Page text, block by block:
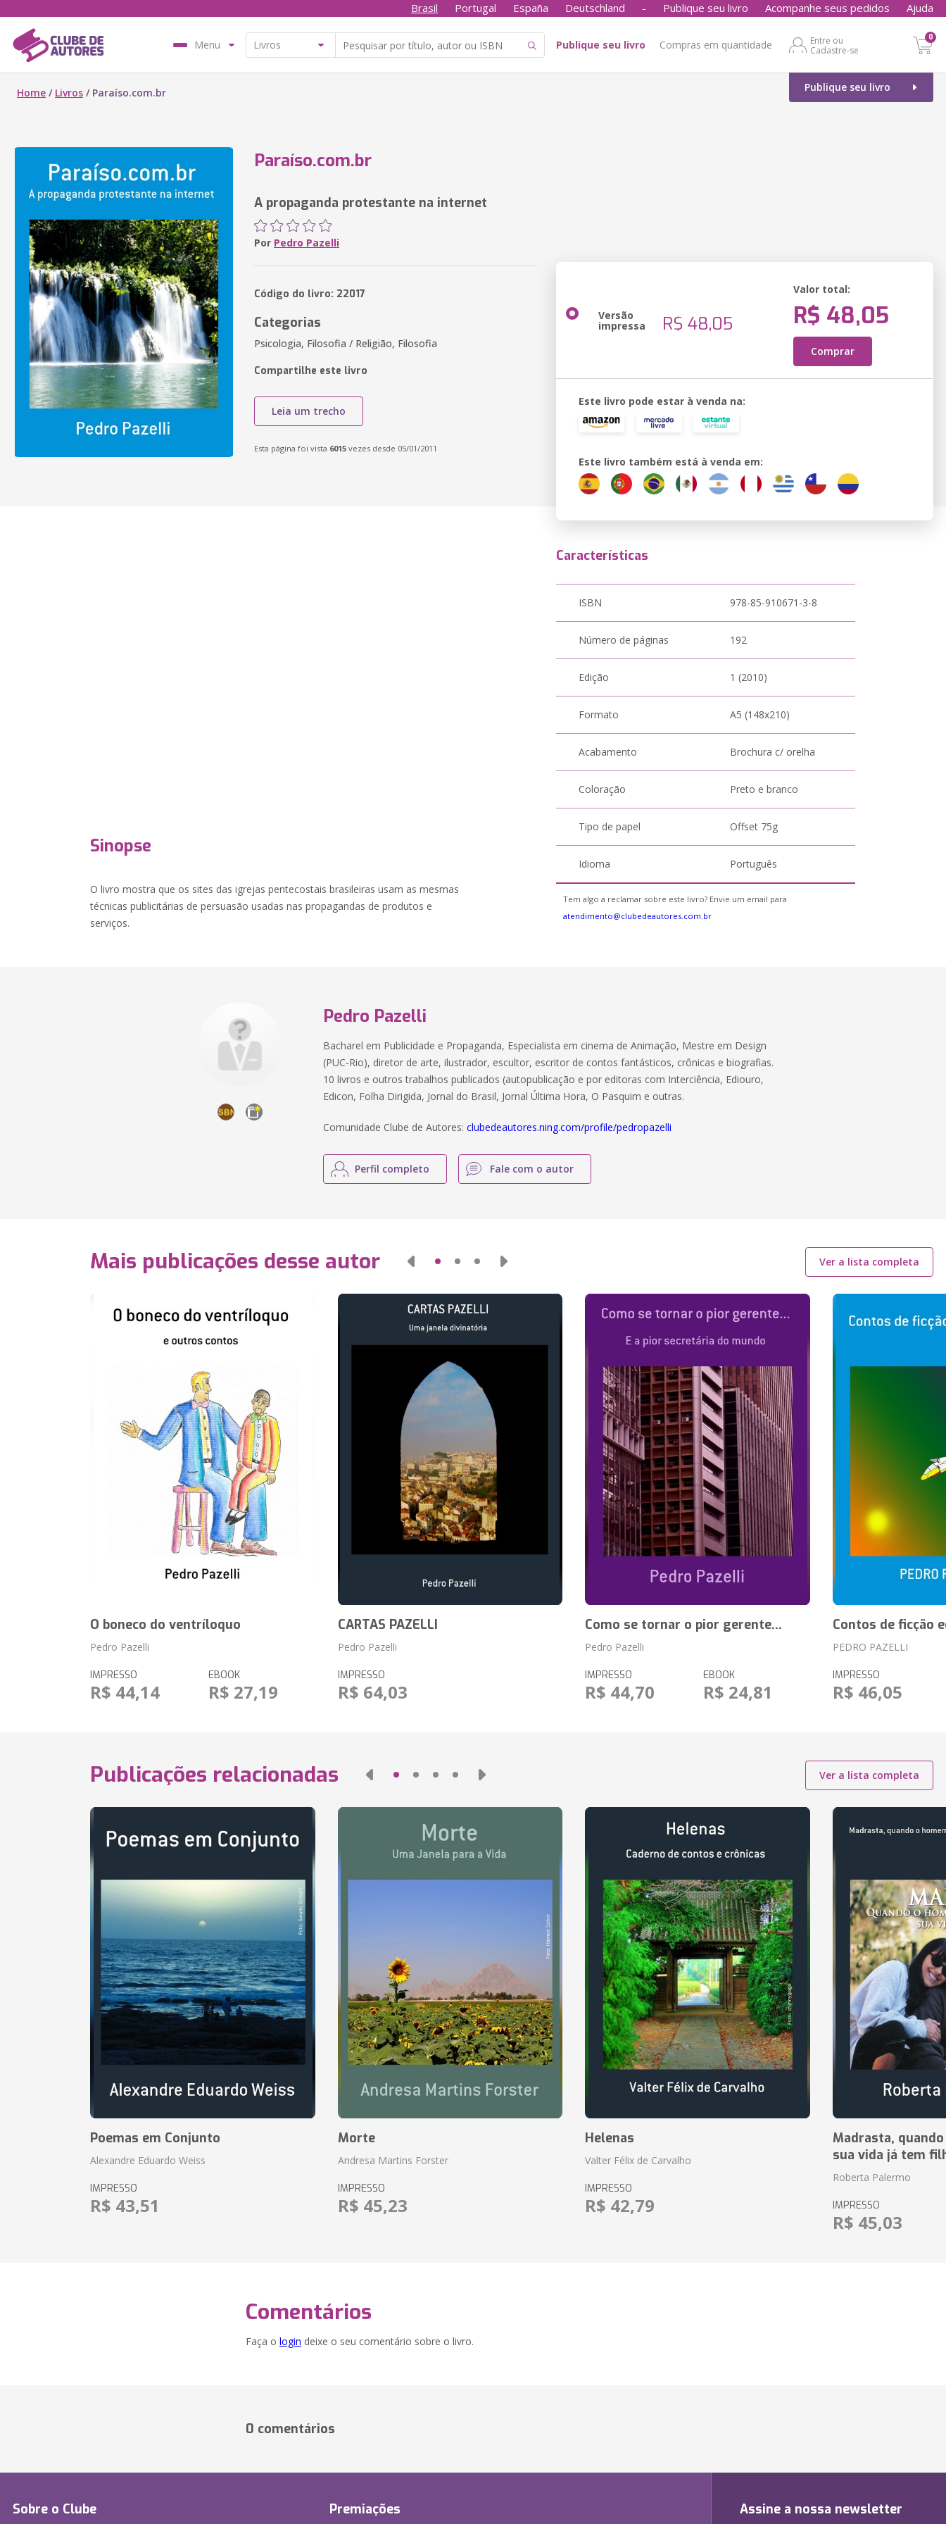
Brasil Portugal España Deutschland - Publique seu livro Acompanhe seus pedidos Ajuda
Menu Publique seu livro Compras em quantidade
Entre ou
Cadastre-se
0
Publique seu livro
Home / Livros / Paraíso.com.br
Paraíso.com.br
A propaganda protestante na internet
Por Pedro Pazelli
Código do livro: 22017
Categorias
Psicologia, Filosofia / Religião, Filosofia
Compartilhe este livro
Leia um trecho
Esta página foi vista 6015 vezes desde 05/01/2011
Versão
impressa R$ 48,05
Valor total:
R$ 48,05
Comprar
Este livro pode estar à venda na:
Este livro também está à venda em:
Sinopse
O livro mostra que os sites das igrejas pentecostais brasileiras usam as mesmas
técnicas publicitárias de persuasão usadas nas propagandas de produtos e
serviços.
Características
ISBN 978-85-910671-3-8
Número de páginas 192
Edição 1 (2010)
Formato A5 (148x210)
Acabamento Brochura c/ orelha
Coloração Preto e branco
Tipo de papel Offset 75g
Idioma Português
Tem algo a reclamar sobre este livro? Envie um email para
atendimento@clubedeautores.com.br
Pedro Pazelli
Bacharel em Publicidade e Propaganda, Especialista em cinema de Animação, Mestre em Design
(PUC-Rio), diretor de arte, ilustrador, escultor, escritor de contos fantásticos, crônicas e biografias.
10 livros e outros trabalhos publicados (autopublicação e por editoras com Interciência, Ediouro,
Edicon, Folha Dirigida, Jornal do Brasil, Jornal Última Hora, O Pasquim e outras.
Comunidade Clube de Autores:clubedeautores.ning.com/profile/pedropazelli
Perfil completo Fale com o autor
Mais publicações desse autor Ver a lista completa
O boneco do ventríloquo
Pedro Pazelli
IMPRESSO
R$ 44,14
EBOOK
R$ 27,19
CARTAS PAZELLI
Pedro Pazelli
IMPRESSO
R$ 64,03
Como se tornar o pior gerente...
Pedro Pazelli
IMPRESSO
R$ 44,70
EBOOK
R$ 24,81
Contos de ficção
PEDRO PAZELLI
IMPRESSO
R$ 46,05
Publicações relacionadas Ver a lista completa
Poemas em Conjunto
Alexandre Eduardo Weiss
IMPRESSO
R$ 43,51
Morte
Andresa Martins Forster
IMPRESSO
R$ 45,23
Helenas
Valter Félix de Carvalho
IMPRESSO
R$ 42,79
Madrasta,
sua vida já tem
Roberta Palermo
IMPRESSO
R$ 45,03
Comentários
Faça o login deixe o seu comentário sobre o livro.
0 comentários
Sobre o Clube Premiações Assine a nossa newsletter